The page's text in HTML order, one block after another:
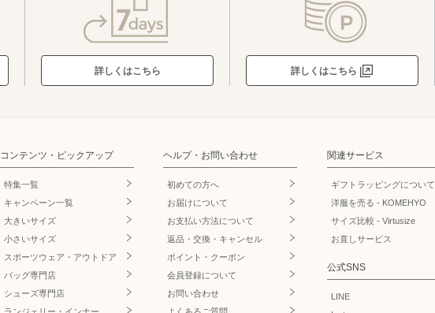
詳しくはこちら 詳しくはこちら
コンテンツ・ピックアップ
特集一覧
キャンペーン一覧
大きいサイズ
小さいサイズ
スポーツウェア・アウトドア
バッグ専門店
シューズ専門店
ヘルプ・お問い合わせ
初めての方へ
お届けについて
お支払い方法について
返品・交換・キャンセル
ポイント・クーポン
会員登録について
お問い合わせ
関連サービス
ギフトラッピングについて
洋服を売る - KOMEHYO
サイズ比較 - Virtusize
お直しサービス
公式SNS
LINE